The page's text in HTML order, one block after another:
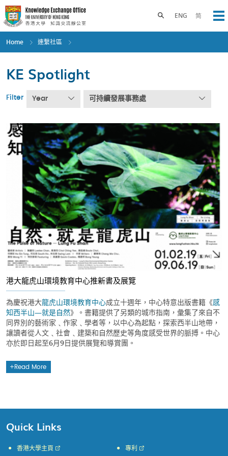
Skip
to
main
content
ENG 简
Toggle search panel
Home 連繫社區
KE Spotlight
Filter Year 可持續發展事務處
港大龍虎山環境教育中心推新書及展覽
為慶祝港大龍虎山環境教育中心成立十週年，中心特意出版書籍《感
知西半山—就是自然》。書籍提供了另類的城市指南，彙集了來自不
同界別的藝術家﹑作家﹑學者等，以中心為起點，探索西半山地帶，
讓讀者從人文﹑社會﹑建築和自然歷史等角度感受世界的脈搏。中心
亦於即日起至6月9日提供展覽和導賞團。
Read More
Quick Links
香港大學主頁 專利